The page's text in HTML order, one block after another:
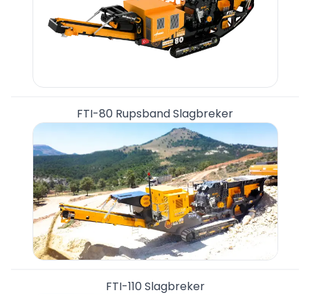
FTI-80 Rupsband Slagbreker
FTI-110 Slagbreker